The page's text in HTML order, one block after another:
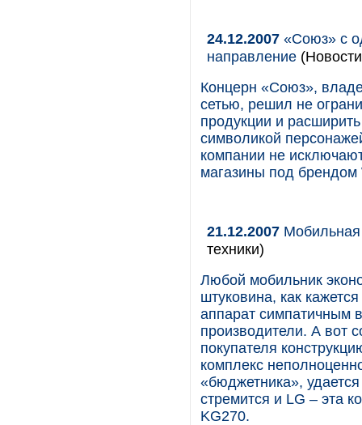
24.12.2007 «Союз» с
направление
Концерн «Союз»,
сетью, решил не
продукции и
символикой
компании не
магазины под брендом
21.12.2007 Мобильная
техники)
Любой мобильник
штуковина, как
аппарат симпатичным
производители. А вот
покупателя
комплекс
«бюджетника»,
стремится и LG – эта
KG270.